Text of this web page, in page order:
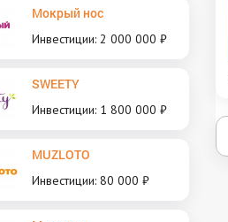
Мокрый нос
Инвестиции: 2 000 000 ₽
SWEETY
Инвестиции: 1 800 000 ₽
MUZLOTO
Инвестиции: 80 000 ₽